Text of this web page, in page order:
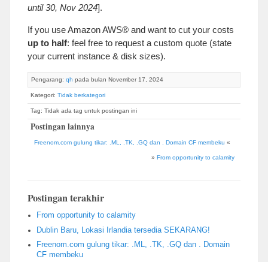
until30, Nov 2024].
If you use Amazon AWS® and want to cut your costs
up to half: feel free to request a custom quote (state
your current instance & disk sizes).
Pengarang: qh pada bulan November 17, 2024
Kategori: Tidak berkategori
Tag: Tidak ada tag untuk postingan ini
Postingan lainnya
Freenom.com gulung tikar: .ML, .TK, .GQ dan . Domain CF membeku «
» From opportunity to calamity
Postingan terakhir
From opportunity to calamity
Dublin Baru, Lokasi Irlandia tersedia SEKARANG!
Freenom.com gulung tikar: .ML, .TK, .GQ dan . Domain
CF membeku